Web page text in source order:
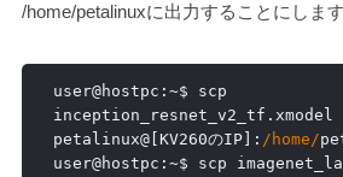
/home/petalinuxに出力することにします
user@hostpc :~$ scp
inception_resnet_v2_tf . xmodel
petalinux@[ KV260のIP]: /home/
user@hostpc :~$ scp